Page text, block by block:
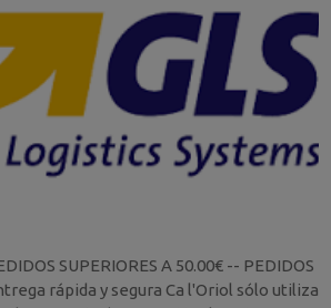
SUPERIORES A 50.00€ -- PEDIDOS
rápida y segura Ca l'Oriol sólo utiliza